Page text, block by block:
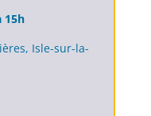
15h
Isle-sur-la-